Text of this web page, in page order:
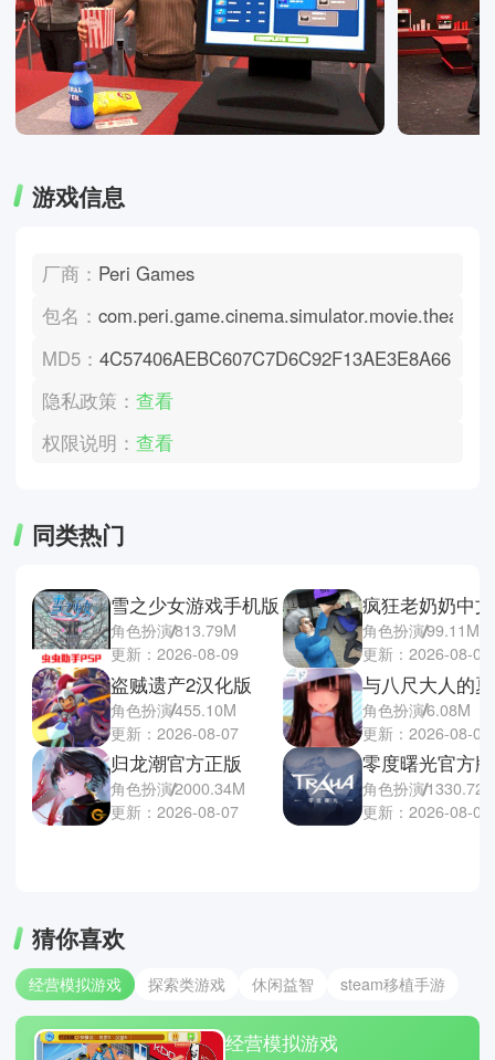
游戏信息
厂商： Peri Games
包名：
MD5：4C57406AEBC607C7D6C92F13AE3E8A66
隐私政策：查看
权限说明：查看
同类热门
雪之少女游戏手机版
角色扮演813.79M
更新：2026-08-09
盗贼遗产2汉化版
角色扮演455.10M
更新：2026-08-07
归龙潮官方正版
角色扮演2000.34M
更新：2026-08-07
疯狂老奶奶中
角色扮演99.11M
更新：2026-08-07
角色扮演6.08M
更新：2026-08-07
零度曙光官方版
角色扮演
更新：2026-08-07
猜你喜欢
经营模拟游戏 探索类游戏 休闲益智 steam移植手游
经营模拟游戏